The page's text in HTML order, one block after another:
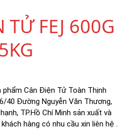
FEJ 600G
phẩm Cân Điện Tử Toàn Thịnh
40 Đường Nguyễn Văn Thương,
TP.Hồ Chí Minh sản xuất và
hàng có nhu cầu xin liên hệ .